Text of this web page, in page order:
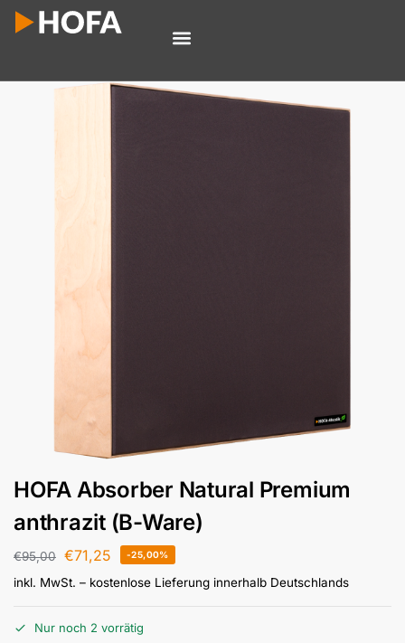
HOFA Absorber Natural Premium
anthrazit (B-Ware)
€95,00 €71,25 -25,00%
inkl. MwSt. – kostenlose Lieferung innerhalb Deutschlands
Nur noch 2 vorrätig